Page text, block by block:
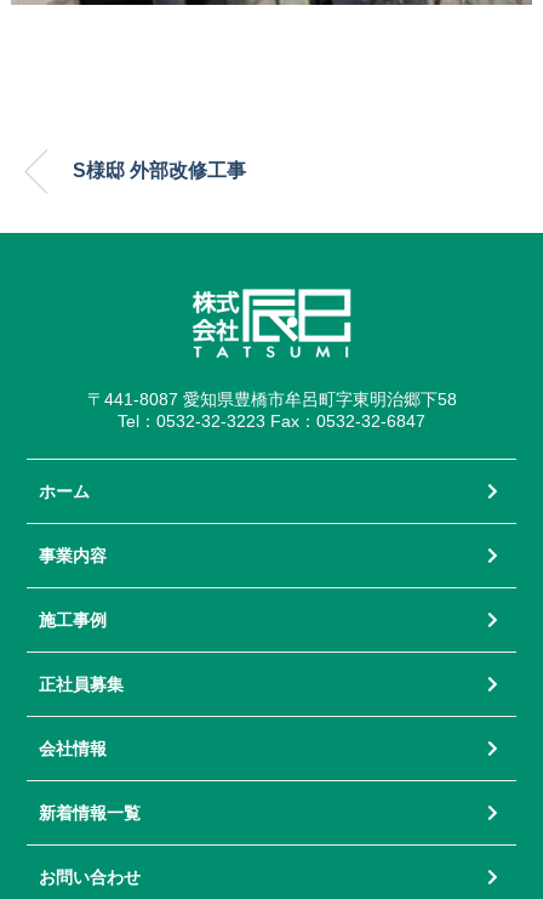
S様邸 外部改修工事
〒441-8087 愛知県豊橋市牟呂町字東明治郷下58
Tel：0532-32-3223 Fax：0532-32-6847
ホーム
事業内容
施工事例
正社員募集
会社情報
新着情報一覧
お問い合わせ